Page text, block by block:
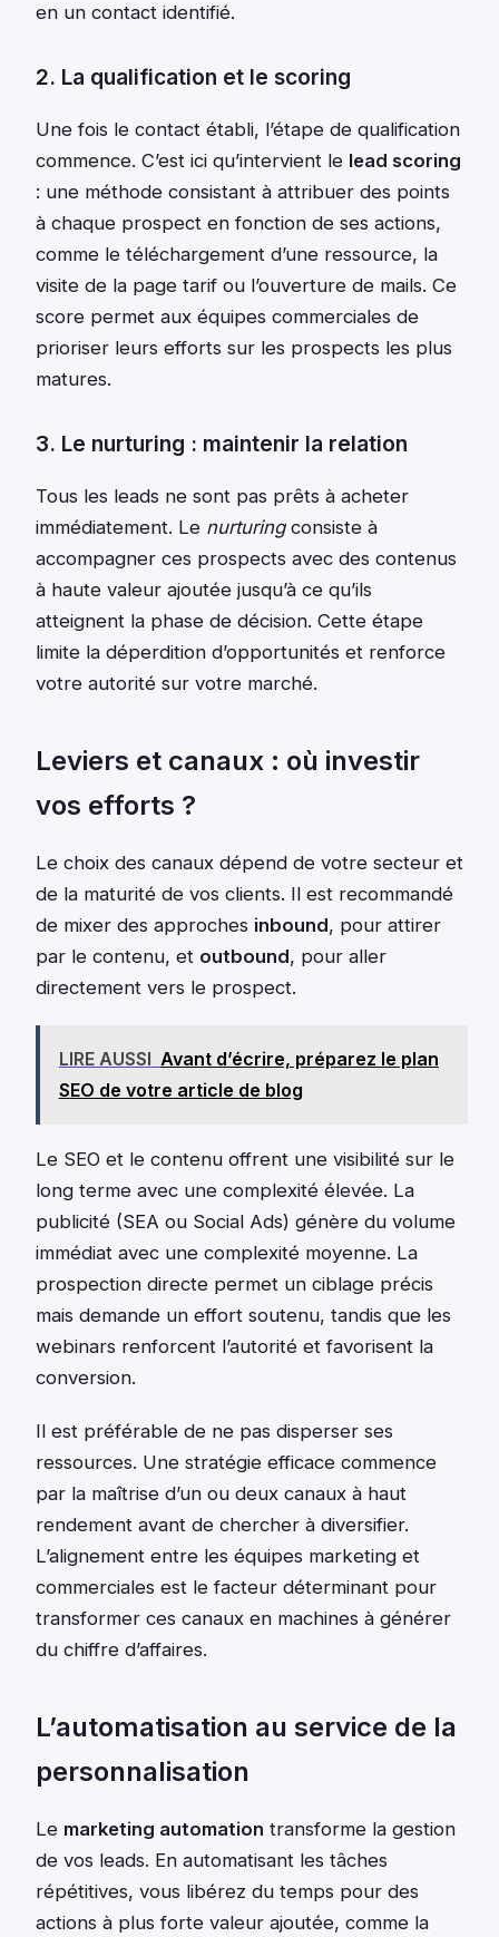
en un contact identifié.
2. La qualification et le scoring
Une fois le contact établi, l’étape de qualification
commence. C’est ici qu’intervient le lead scoring
: une méthode consistant à attribuer des points
à chaque prospect en fonction de ses actions,
comme le téléchargement d’une ressource, la
visite de la page tarif ou l’ouverture de mails. Ce
score permet aux équipes commerciales de
prioriser leurs efforts sur les prospects les plus
matures.
3. Le nurturing : maintenir la relation
Tous les leads ne sont pas prêts à acheter
immédiatement. Le nurturingconsiste à
accompagner ces prospects avec des contenus
à haute valeur ajoutée jusqu’à ce qu’ils
atteignent la phase de décision. Cette étape
limite la déperdition d’opportunités et renforce
votre autorité sur votre marché.
Leviers et canaux : où investir
vos efforts ?
Le choix des canaux dépend de votre secteur et
de la maturité de vos clients. Il est recommandé
de mixer des approches inbound, pour attirer
par le contenu, et outbound, pour aller
directement vers le prospect.
LIRE AUSSI Avant d’écrire, préparez le plan
SEO de votre article de blog
Le SEO et le contenu offrent une visibilité sur le
long terme avec une complexité élevée. La
publicité (SEA ou Social Ads) génère du volume
immédiat avec une complexité moyenne. La
prospection directe permet un ciblage précis
mais demande un effort soutenu, tandis que les
webinars renforcent l’autorité et favorisent la
conversion.
Il est préférable de ne pas disperser ses
ressources. Une stratégie efficace commence
par la maîtrise d’un ou deux canaux à haut
rendement avant de chercher à diversifier.
L’alignement entre les équipes marketing et
commerciales est le facteur déterminant pour
transformer ces canaux en machines à générer
du chiffre d’affaires.
L’automatisation au service de la
personnalisation
Le marketing automation transforme la gestion
de vos leads. En automatisant les tâches
répétitives, vous libérez du temps pour des
actions à plus forte valeur ajoutée, comme la